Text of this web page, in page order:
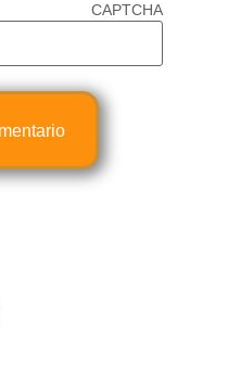
CAPTCHA